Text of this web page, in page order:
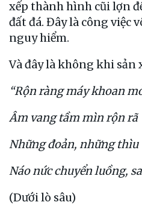
xếp thành hình cũi lợn
đất đá. Đây là công việc
nguy hiểm.
Và đây là không khi sản
“Rộn ràng máy khoan
Âm vang tầm mìn rộn rã
Những đoản, những thìu
Náo nức chuyển luồng,
(Dưới lò sâu)